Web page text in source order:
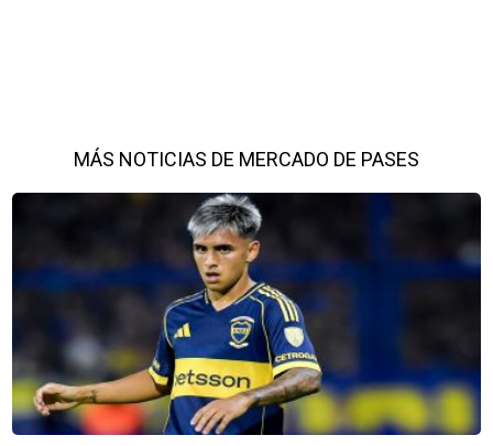
MÁS NOTICIAS DE MERCADO DE PASES